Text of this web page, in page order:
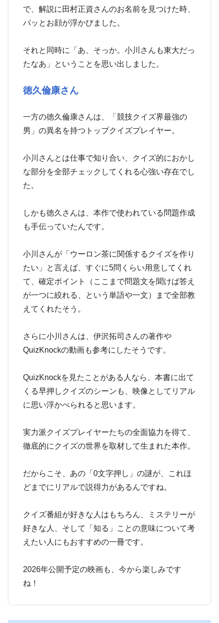
で、解説に田村正資さんのお名前を見つけた時、
パッとお顔が浮かびました。
それと同時に「あ、そっか。小川さんも東大だっ
たなあ」ということを思い出しました。
徳久倫康さん
一方の徳久倫康さんは、「競技クイズ界最強の
男」の異名を持つトップクイズプレイヤー。
小川さんとは仕事で知り合い、クイズ的におかし
な部分を全部チェックしてくれる心強い存在でし
た。
しかも徳久さんは、本作で使われている問題作成
も手伝っていたんです。
小川さんが「ウーロン茶に関係するクイズを作り
たい」と言えば、すぐに5問くらい用意してくれ
て、確定ポイント（ここまで問題文を聞けば答え
が一つに絞れる、という単語や一文）まで全部教
えてくれたそう。
さらに小川さんは、伊沢拓司さんの著作や
QuizKnockの動画も参考にしたそうです。
QuizKnockを見たことがある人なら、本書に出て
くる早押しクイズのシーンも、映像としてリアル
に思い浮かべられると思います。
実力派クイズプレイヤーたちの全面協力を得て、
徹底的にクイズの世界を取材して生まれた本作。
だからこそ、あの「0文字押し」の謎が、これほ
どまでにリアルで説得力があるんですね。
クイズ番組が好きな人はもちろん、ミステリーが
好きな人、そして「知る」ことの意味について考
えたい人にもおすすめの一冊です。
2026年公開予定の映画も、今から楽しみです
ね！